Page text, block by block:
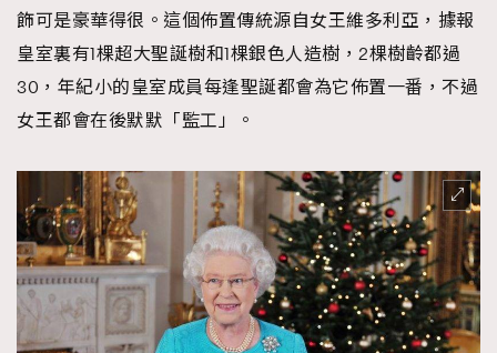
飾可是豪華得很。這個佈置傳統源自女王維多利亞，據報
皇室裏有1棵超大聖誕樹和1棵銀色人造樹，2棵樹齡都過
30，年紀小的皇室成員每逢聖誕都會為它佈置一番，不過
女王都會在後默默「監工」。